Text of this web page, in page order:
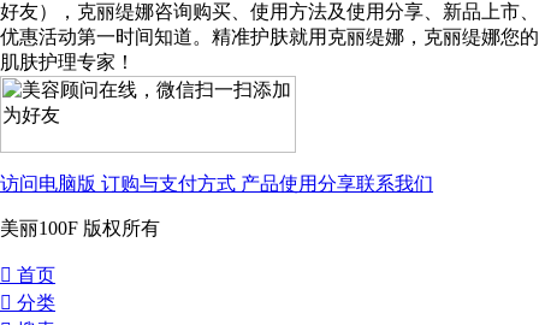
好友），克丽缇娜咨询购买、使用方法及使用分享、新品上市、
优惠活动第一时间知道。精准护肤就用克丽缇娜，克丽缇娜您的
肌肤护理专家！
访问电脑版 订购与支付方式 产品使用分享联系我们
美丽100F 版权所有
󰀁 首页
󰀂 分类